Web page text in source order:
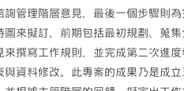
管理階層意見，最後一個步驟則為
圖來擬訂，前期包括最初規劃、蒐
來撰寫工作規則，並完成第二次進
與資料修改。此專案的成果乃是成